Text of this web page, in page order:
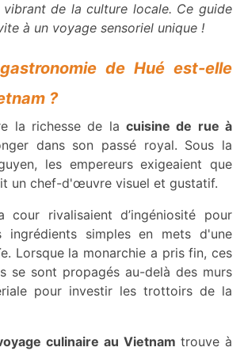
de la culture locale. Ce guide
à un voyage sensoriel unique !
de Hué est-elle
?
la richesse de la cuisine de rue à
dans son passé royal. Sous la
les empereurs exigeaient que
un chef-d'œuvre visuel et gustatif.
cour rivalisaient d’ingéniosité pour
ingrédients simples en mets d'une
Lorsque la monarchie a pris fin, ces
se sont propagés au-delà des murs
pour investir les trottoirs de la
culinaire au Vietnam trouve à